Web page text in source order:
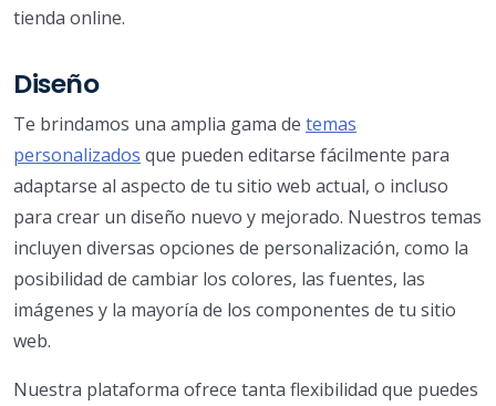
tienda online.
Diseño
Te brindamos una amplia gama de temas
personalizados que pueden editarse fácilmente para
adaptarse al aspecto de tu sitio web actual, o incluso
para crear un diseño nuevo y mejorado. Nuestros temas
incluyen diversas opciones de personalización, como la
posibilidad de cambiar los colores, las fuentes, las
imágenes y la mayoría de los componentes de tu sitio
web.
Nuestra plataforma ofrece tanta flexibilidad que puedes